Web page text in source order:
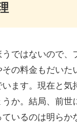
ではないので、
の料金もだいた
ます。現在と
か。結局、前世
いるのは明らか